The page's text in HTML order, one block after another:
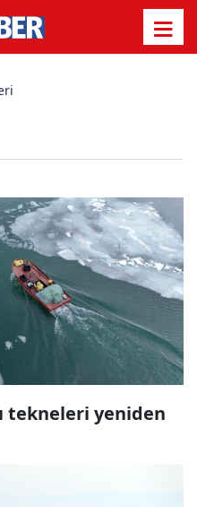
tekneleri yeniden